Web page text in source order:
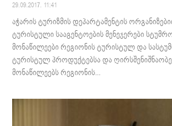
29.09.2017. 11:41
აჭარის ტურიზმის დეპარტამენტის
ტურისტული სააგენტოების მენეჯერები
მონაწილეები რეგიონის ტურისტულ და
ტურისტულ პროდუქტებსა და
მონაწილეებს რეგიონის...